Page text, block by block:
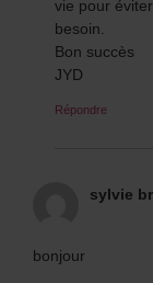
vie pour
besoin.
Bon succès
JYD
Répondre
sylvie
bonjour